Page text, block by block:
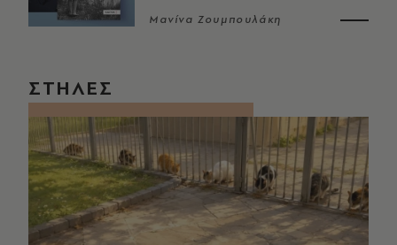
Μανίνα Ζουμπουλάκη
ΣΤΗΛΕΣ